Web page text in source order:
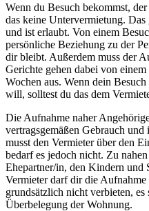
Wenn du Besuch bekommst,
das keine Untervermietung.
und ist erlaubt. Von einem
persönliche Beziehung zu der
dir bleibt. Außerdem muss der
Gerichte gehen dabei von
Wochen aus. Wenn dein
will, solltest du das dem
Die Aufnahme naher
vertragsgemäßen Gebrauch
musst den Vermieter über den
bedarf es jedoch nicht. Zu
Ehepartner/in, den Kindern und
Vermieter darf dir die
grundsätzlich nicht verbieten,
Überbelegung der Wohnung.